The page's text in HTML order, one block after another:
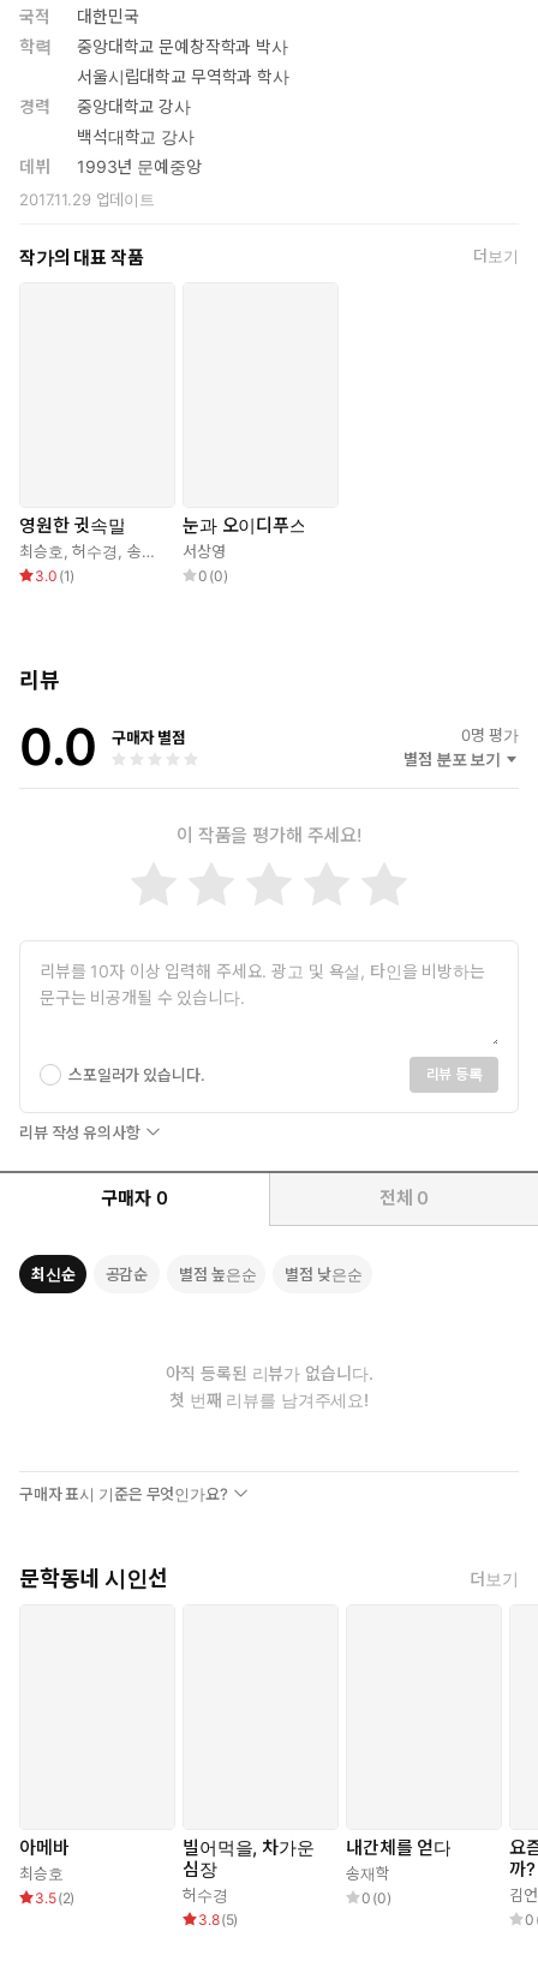
험실이다”라는 이번 시집의 류신 해설의 간극에서 볼 수 있듯 많은
차이를 보이고 있다.
이번 시집에서 주목되는 것은 제목에서도 드러나듯이 ‘오이디푸스’
신화가 서상영 시인의 시 안에서 어떤 모습으로 바뀌었나 하는 데에
있을 것이다. 스스로 눈을 찌름으로써 자신을 단죄한 오이디푸스의
뉘우침은 종결된 것이 아니라는 데에서 그의 시는 출발한다. 오이디
푸스의 통곡은 신화를 뛰어넘어 지금, 여기에서도 여전히 울리고 있
죽이고 아버지가 된 오이디푸스. “오직 아버지가 되겠다는 외침들
누구도 아버지의 이름을 부를 자유는 없으리
눈으로 무엇을 덮을 수 있으며
너의 눈을 완강히 거부했던, 그 어떤 덩어리가
아내이자 어머니인 여인의 몸에서
흘러나온 다홍빛 피가
너는 손가락으로 두 눈을 찌르고
죽음으로도 면책될 수 없는 인간의 죄여
세상을 풍요롭게 했던 황금의 시대, 그 순백의
꿈들이 들판을 덮는다, 시작도 끝도 없이
버림받은 아이처럼 하얀 언덕을 떠돈다
-「눈과 오이디푸스」 전문
현대판 오이디푸스들이 가득한 세상의 축소판이라고 할 수 있는
곳으로, 시인은 가족을 무대 위로 올린다. 철저한 반공주의자이자
이기적이고 가부장적인, 게다가 자신의 딸을 욕망하는 아버지, 막
내아들과 근친 관계에 있는 엄마, 아버지와 형을 동시에 욕망하는
누나, 결국 아버지를 배반하고 새로운 아버지로 등극하는 형. 근친
상간의 야릇한 욕망으로 이루어진 이 가족은, 서로의 욕망을 가감
‘신가족로맨스’가 펼쳐지는 것이다.
어머니는 남편과 아들을 똑같이 사랑했다
그래서 특이한 사랑의 방식을 택했는데
부자간의 증오가 증폭될수록 그녀의 소망도 증폭됐지만
동생은 아르바이트로, 냉소의 편의점에서 빙신 아니 빙수를 팔고 있
다
-「눈과 오이디푸스-행복한 가족」 전문
국적
대한민국
학력
중앙대학교 문예창작학과 박사
서울시립대학교 무역학과 학사
경력
중앙대학교 강사
백석대학교 강사
데뷔
1993년 문예중앙
2017.11.29 업데이트
작가의 대표 작품 더보기
영원한 귓속말
최승호 ,허수경 송재학 김언희,
3.0 (1)
눈과 오이디푸스
서상영
0 (0)
리뷰
0.0 구매자 별점 0명 평가
별점 분포 보기
이 작품을 평가해 주세요!
스포일러가 있습니다. 리뷰 등록
리뷰 작성 유의사항
구매자 0 전체 0
최신순 공감순 별점 높은순 별점 낮은순
아직 등록된 리뷰가 없습니다.
첫 번째 리뷰를 남겨주세요!
구매자 표시 기준은 무엇인가요?
문학동네 시인선 더보기
아메바
최승호
3.5(2)
빌어먹을, 차가운
심장
허수경
3.8(5)
내간체를 얻다
송재학
0 (0)
요
까?
김
0